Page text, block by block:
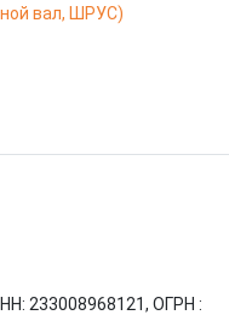
вал, ШРУС)
233008968121, ОГРН :